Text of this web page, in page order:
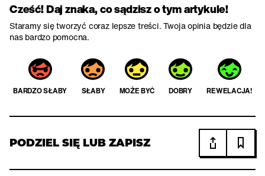
Cześć! Daj znaka, co sądzisz o tym artykule!
Staramy się tworzyć coraz lepsze treści. Twoja opinia będzie dla
nas bardzo pomocna.
BARDZO SŁABY SŁABY MOŻE BYĆ DOBRY REWELACJA!
PODZIEL SIĘ LUB ZAPISZ